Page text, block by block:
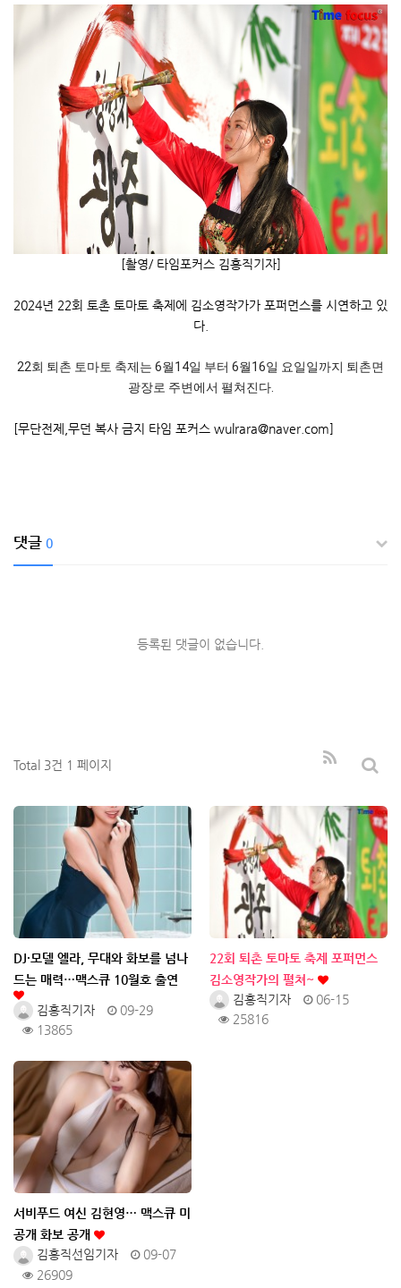
[촬영/ 타임포커스 김홍직기자]
2024년 22회 토촌 토마토 축제에 김소영작가가 포퍼먼스를 시연하고 있
다.
22회 퇴촌 토마토 축제는 6월14일 부터 6월16일 요일일까지 퇴촌면
광장로 주변에서 펼쳐진다.
[무단전제,무던 복사 금지 타임 포커스 wulrara@naver.com]
댓글 0
등록된 댓글이 없습니다.
Total 3건 1 페이지
DJ·모델 엘라, 무대와 화보를 넘나
드는 매력…맥스큐 10월호 출연
김홍직기자
09-29
13865
22회 퇴촌 토마토 축제 포퍼먼스
김소영작가의 펼쳐~
김홍직기자
06-15
25816
서비푸드 여신 김현영… 맥스큐 미
공개 화보 공개
김홍직선임기자
09-07
26909